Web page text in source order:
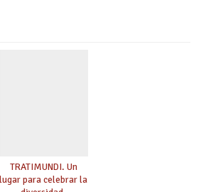
TRATIMUNDI. Un
lugar para celebrar la